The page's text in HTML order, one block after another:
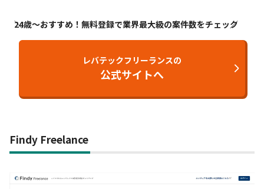
24歳〜おすすめ！無料登録で業界最大級の案件数をチェック
レバテックフリーランスの
公式サイトへ
Findy Freelance